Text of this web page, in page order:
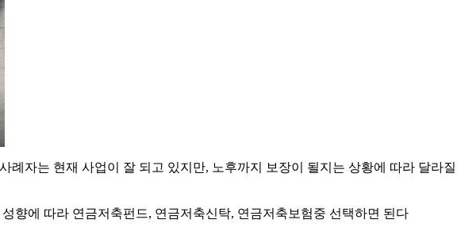
례자는 현재 사업이 잘 되고 있지만, 노후까지 보장이 될지는 상황에 따라 달라
향에 따라 연금저축펀드, 연금저축신탁, 연금저축보험중 선택하면 된다